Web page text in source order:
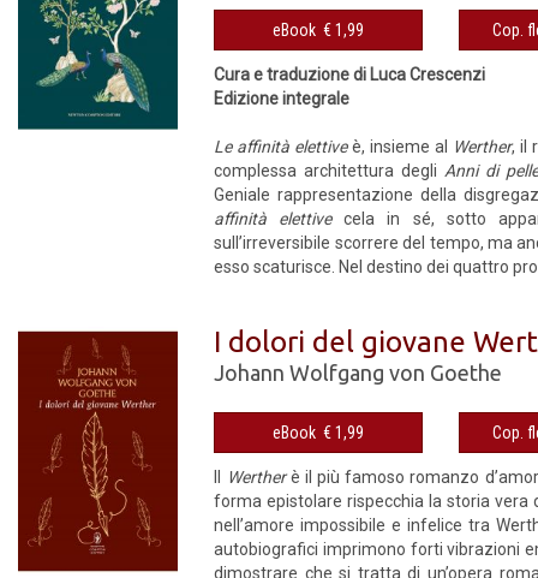
eBook € 1,99
Cura e traduzione di Luca Crescenzi
Edizione integrale
Le affinità elettiveè, insieme al Werther, il
complessa architettura degli Anni di
Geniale rappresentazione della
affinità elettivecela in sé, sotto
sull’irreversibile scorrere del tempo, ma
esso scaturisce. Nel destino dei quattro
I dolori del giovane
Johann Wolfgang von Goethe
eBook € 1,99
Il Wertherè il più famoso romanzo
forma epistolare rispecchia la storia vera
nell’amore impossibile e infelice tra
autobiografici imprimono forti vibrazioni
dimostrare che si tratta di un’opera